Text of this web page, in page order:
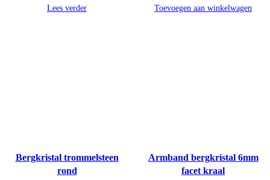
Lees verder
Toevoegen aan winkelwagen
Bergkristal trommelsteen
rond
Armband bergkristal 6mm
facet kraal